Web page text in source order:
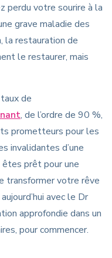
perdu votre sourire à la
grave maladie des
la restauration de
le restaurer, mais
de
, de l’ordre de 90 %,
prometteurs pour les
invalidantes d’une
prêt pour une
transformer votre rêve
avec le Dr
approfondie dans un
pour commencer.